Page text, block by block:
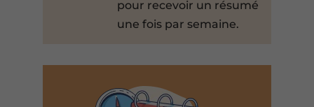
pour recevoir un résumé
une fois par semaine.